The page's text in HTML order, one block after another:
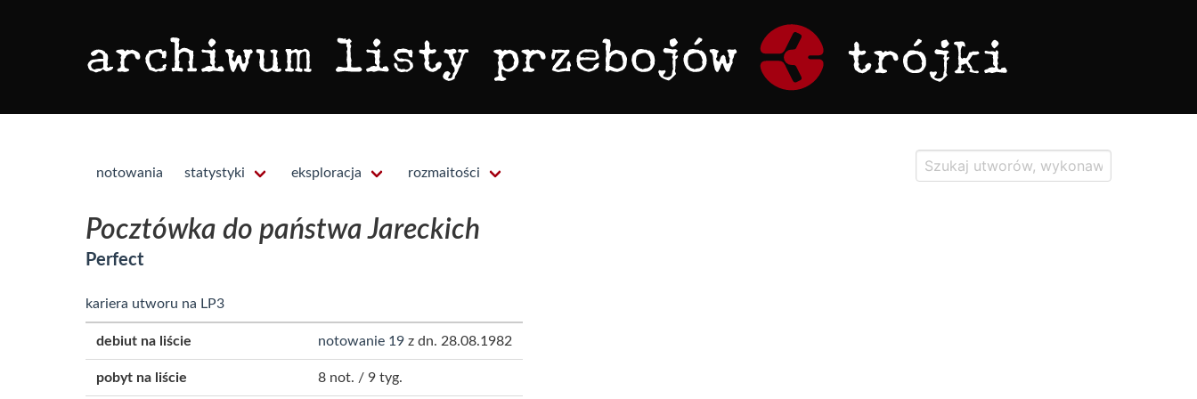
notowania statystyki eksploracja rozmaitości
Pocztówka do państwa Jareckich
Perfect
kariera utworu na LP3
debiut na liście notowanie 19 z dn. 28.08.1982
pobyt na liście 8 not. / 9 tyg.